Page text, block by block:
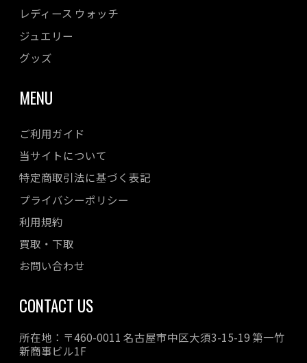
レディース ウォッチ
ジュエリー
グッズ
MENU
ご利用ガイド
当サイトについて
特定商取引法に基づく表記
プライバシーポリシー
利用規約
買取・下取
お問い合わせ
CONTACT US
所在地：〒460-0011 名古屋市中区大須3-15-19 第一竹
新商事ビル1F